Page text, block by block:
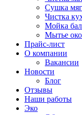
Сушка
Чистка
Мойка
Мытье
Прайс-лист
О компании
Вакансии
Новости
Блог
Отзывы
Наши работы
Эко